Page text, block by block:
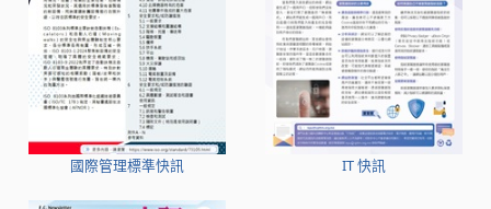
國際管理標準快訊 IT 快訊